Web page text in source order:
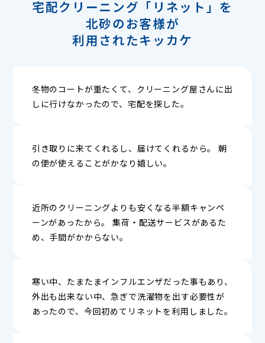
宅配クリーニング「リネット」を
北砂のお客様が
利用されたキッカケ
冬物のコートが重たくて、クリーニング屋さんに出
しに行けなかったので、宅配を探した。
引き取りに来てくれるし、届けてくれるから。 朝
の便が使えることがかなり嬉しい。
近所のクリーニングよりも安くなる半額キャンペ
ーンがあったから。 集荷・配送サービスがあるた
め、手間がかからない。
寒い中、たまたまインフルエンザだった事もあり、
外出も出来ない中、急ぎで洗濯物を出す必要性が
あったので、今回初めてリネットを利用しました。